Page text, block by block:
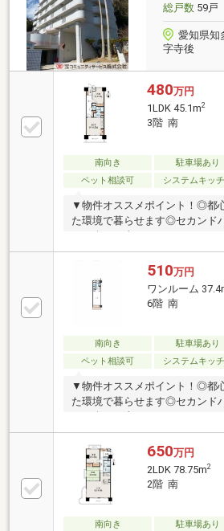
総戸数59戸
愛知県知
字寺後
480万円
1LDK 45.1m2
3階 南
南向き 駐車場あり
ペット相談可
システムキッ
▼物件オススメポイント！◎都
た環境で暮らせます◎セカンド
歩圏◎ペット飼育可（規約有り
分ずつの自動引き落としにな
小学校まで徒歩１３分◎南知多
◎スーパーＹＡＮＡＧＩ内海店
〓お気軽にお問合せください〓
機関も多数ございます◇住宅ロ
うぞ！◇リフォーム相談 等々
510万円
ワンルーム
6階 南
南向き 駐車場あり
ペット相談可
システムキッ
▼物件オススメポイント！◎都
た環境で暮らせます◎セカンド
歩圏◎ペット飼育可、愛犬と砂
費などは半年分ずつの自動引
辺環境◎内海小学校まで徒歩
で徒歩１９分◎スーパーＹＡＮ
９分〓〓〓〓〓お気軽にお問合
「他の物件もまとめてみたい」
す！◇提携金融機関も多数ござ
650万円
2LDK 78.75m2
2階 南
南向き 駐車場あり